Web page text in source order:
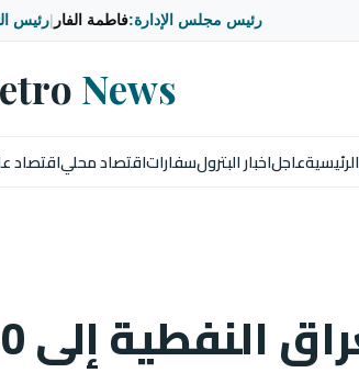
رئيس مجلس الإدارة:فاطمة الفار رئيس
News
الرئيسيةعاجلاخبار البترولسفاراتاقتصاد محلياقتصاد
تراجع